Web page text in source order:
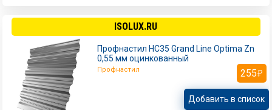
ISOLUX.RU
Профнастил НС35 Grand Line Optima Zn
0,55 мм оцинкованный
Профнастил 255
Добавить в список